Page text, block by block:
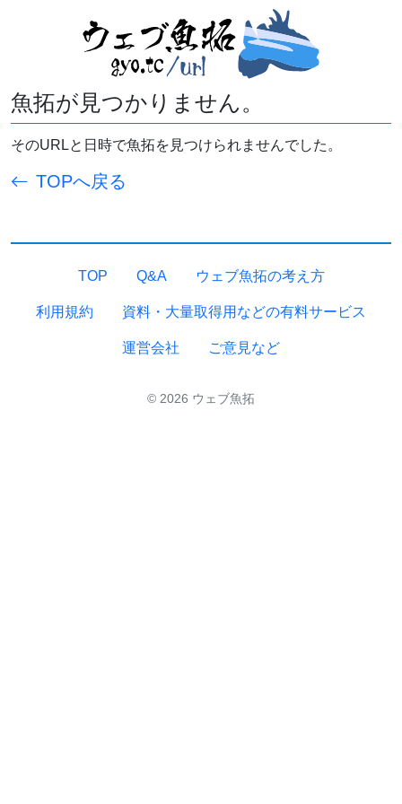
魚拓が見つかりません。
そのURLと日時で魚拓を見つけられませんでした。
TOPへ戻る
TOP Q&A ウェブ魚拓の考え方
利用規約 資料・大量取得用などの有料サービス
運営会社 ご意見など
© 2026 ウェブ魚拓